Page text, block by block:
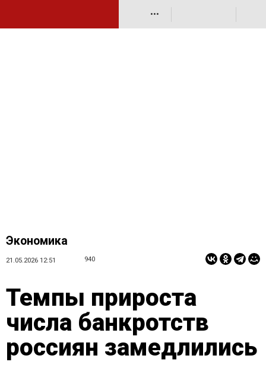
•••
Экономика
21.05.2026 12:51 940
Темпы прироста
числа банкротств
россиян замедлились